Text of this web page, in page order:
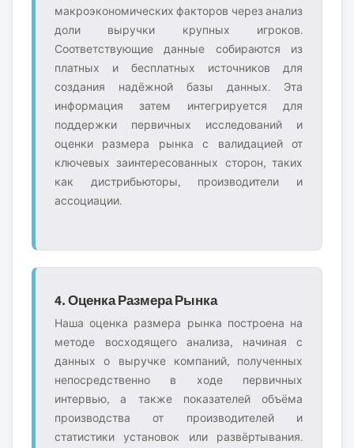
макроэкономических факторов через анализ
доли выручки крупных игроков.
Соответствующие данные собираются из
платных и бесплатных источников для
создания надёжной базы данных. Эта
информация затем интегрируется для
поддержки первичных исследований и
оценки размера рынка с валидацией от
ключевых заинтересованных сторон, таких
как дистрибьюторы, производители и
ассоциации.
4. Оценка Размера Рынка
Наша оценка размера рынка построена на
методе восходящего анализа, начиная с
данных о выручке компаний, полученных
непосредственно в ходе первичных
интервью, а также показателей объёма
производства от производителей и
статистики установок или развёртывания.